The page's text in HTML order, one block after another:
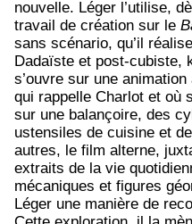
nouvelle. Léger l’utilise,
travail de création sur le
sans scénario, qu’il
Dadaïste et post-cubiste,
s’ouvre sur une
qui rappelle Charlot et où
sur une balançoire, des
ustensiles de cuisine et
autres, le film alterne,
extraits de la vie
mécaniques et figures
Léger une manière de